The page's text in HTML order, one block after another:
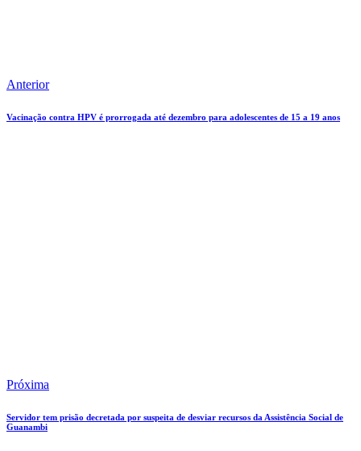
Anterior
Vacinação contra HPV é prorrogada até dezembro para adolescentes de 15 a 19 anos
Próxima
Servidor tem prisão decretada por suspeita de desviar recursos da Assistência Social de
Guanambi